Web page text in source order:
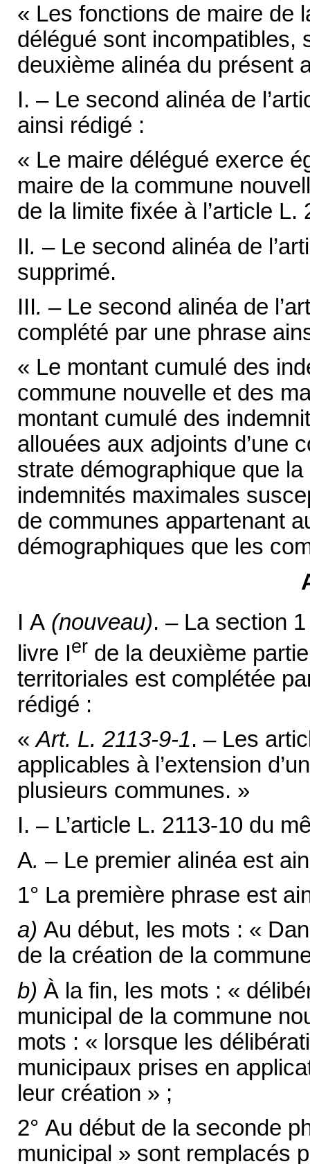
« Les fonctions de maire de
délégué sont incompatibles,
deuxième alinéa du présent
I. – Le second alinéa de
ainsi rédigé :
« Le maire délégué exerce
maire de la commune
de la limite fixée à l’article L.
II. – Le second alinéa de
supprimé.
III. – Le second alinéa de
complété par une phrase
« Le montant cumulé des
commune nouvelle et des
montant cumulé des
allouées aux adjoints d’une
strate démographique que
indemnités maximales
de communes appartenant
démographiques que les
I A (nouveau). – La section
livre Ierde la deuxième
territoriales est complétée
rédigé :
«Art. L. 2113-9-1. – Les
applicables à l’extension
plusieurs communes. »
I. – L’article L. 2113-10 du
A. – Le premier alinéa est
1° La première phrase est
a) Au début, les mots : «
de la création de la
b) À la fin, les mots : «
municipal de la commune
mots : « lorsque les
municipaux prises en
leur création » ;
2° Au début de la seconde
municipal » sont remplacés